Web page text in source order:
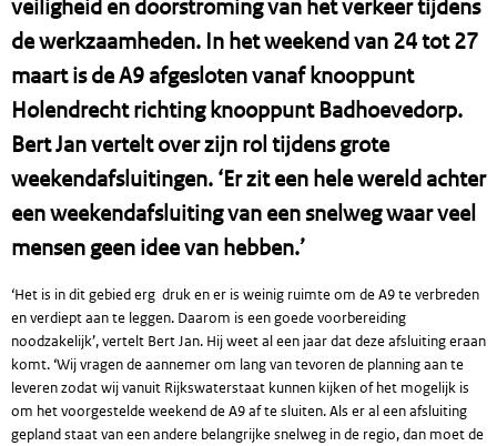
veiligheid en doorstroming van het verkeer tijdens
de werkzaamheden. In het weekend van 24 tot 27
maart is de A9 afgesloten vanaf knooppunt
Holendrecht richting knooppunt Badhoevedorp.
Bert Jan vertelt over zijn rol tijdens grote
weekendafsluitingen. ‘Er zit een hele wereld achter
een weekendafsluiting van een snelweg waar veel
mensen geen idee van hebben.’
‘Het is in dit gebied erg druk en er is weinig ruimte om de A9 te verbreden
en verdiept aan te leggen. Daarom is een goede voorbereiding
noodzakelijk’, vertelt Bert Jan. Hij weet al een jaar dat deze afsluiting eraan
komt. ‘Wij vragen de aannemer om lang van tevoren de planning aan te
leveren zodat wij vanuit Rijkswaterstaat kunnen kijken of het mogelijk is
om het voorgestelde weekend de A9 af te sluiten. Als er al een afsluiting
gepland staat van een andere belangrijke snelweg in de regio, dan moet de